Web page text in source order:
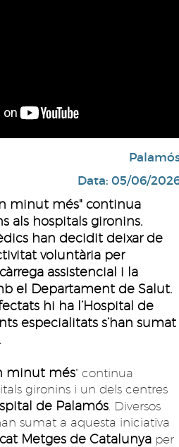
Data: 05/06/
minut més" continua
als hospitals gironins.
han decidit deixar de
voluntària per
assistencial i la
el Departament de Salut.
hi ha l’Hospital de
especialitats s’han sumat
minut més" continua
gironins i un dels centres
de Palamós . Diversos
sumat a aquesta iniciativa
Metges de Catalunya per